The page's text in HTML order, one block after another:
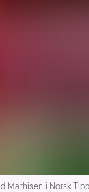
Mathisen i Norsk